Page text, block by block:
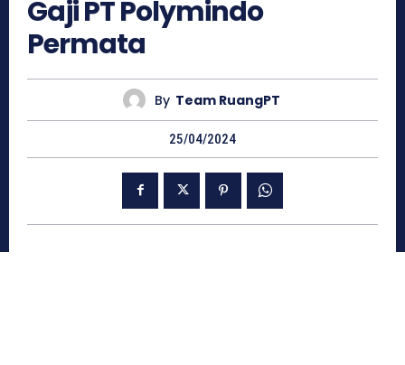
Gaji PT Polymindo
Permata
By Team RuangPT
25/04/2024